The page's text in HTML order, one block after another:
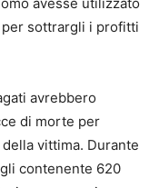
sottrargli i profitti
avrebbero
di morte per
vittima. Durante
contenente 620